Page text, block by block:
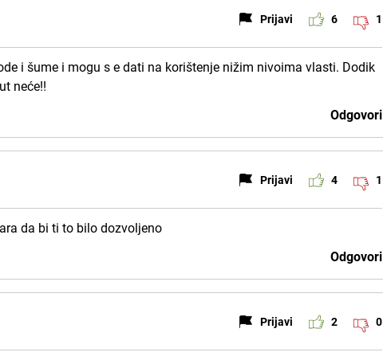
Prijavi 6 1
i šume i mogu s e dati na korištenje nižim nivoima vlasti. Dodik
neće!!
Odgovori
Prijavi 4 1
da bi ti to bilo dozvoljeno
Odgovori
Prijavi 2 0